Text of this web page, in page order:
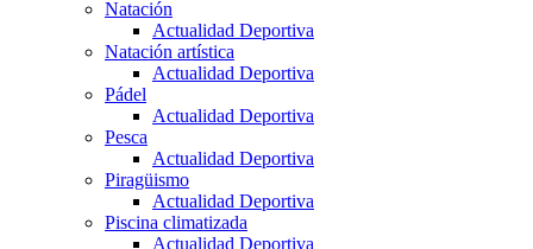
Natación
Actualidad Deportiva
Natación artística
Actualidad Deportiva
Pádel
Actualidad Deportiva
Pesca
Actualidad Deportiva
Piragüismo
Actualidad Deportiva
Piscina climatizada
Actualidad Deportiva